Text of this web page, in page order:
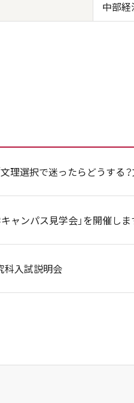
中部
理選択で迷ったらどうする？
ャンパス見学会」を開催します
科入試説明会